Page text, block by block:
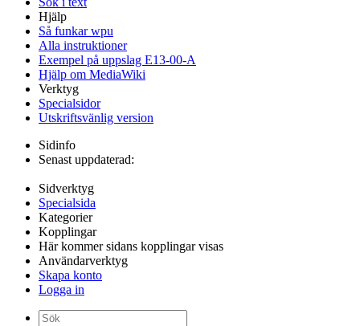
Hjälp
Så funkar wpu
Alla instruktioner
Exempel på uppslag E13-00-A
Hjälp om MediaWiki
Verktyg
Specialsidor
Utskriftsvänlig version
Sidinfo
Senast uppdaterad:
Sidverktyg
Specialsida
Kategorier
Kopplingar
Här kommer sidans kopplingar visas
Användarverktyg
Skapa konto
Logga in